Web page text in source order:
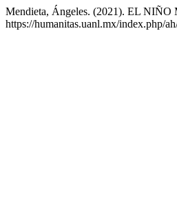
Mendieta, Ángeles. (2021). EL
https://humanitas.uanl.mx/index.php/